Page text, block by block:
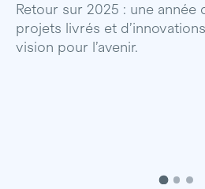
Retour sur 2025 : une année
projets livrés et
vision pour l’avenir.